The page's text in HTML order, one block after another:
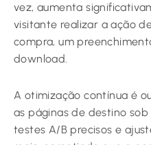
vez, aumenta
visitante realizar a ação
compra, um
download.
A otimização contínua é
as páginas de destino
testes A/B precisos e